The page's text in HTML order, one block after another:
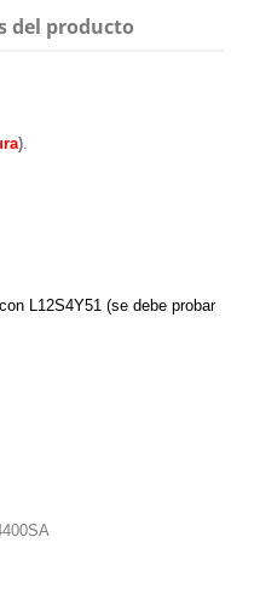
del producto
)
L12S4Y51 (se debe probar